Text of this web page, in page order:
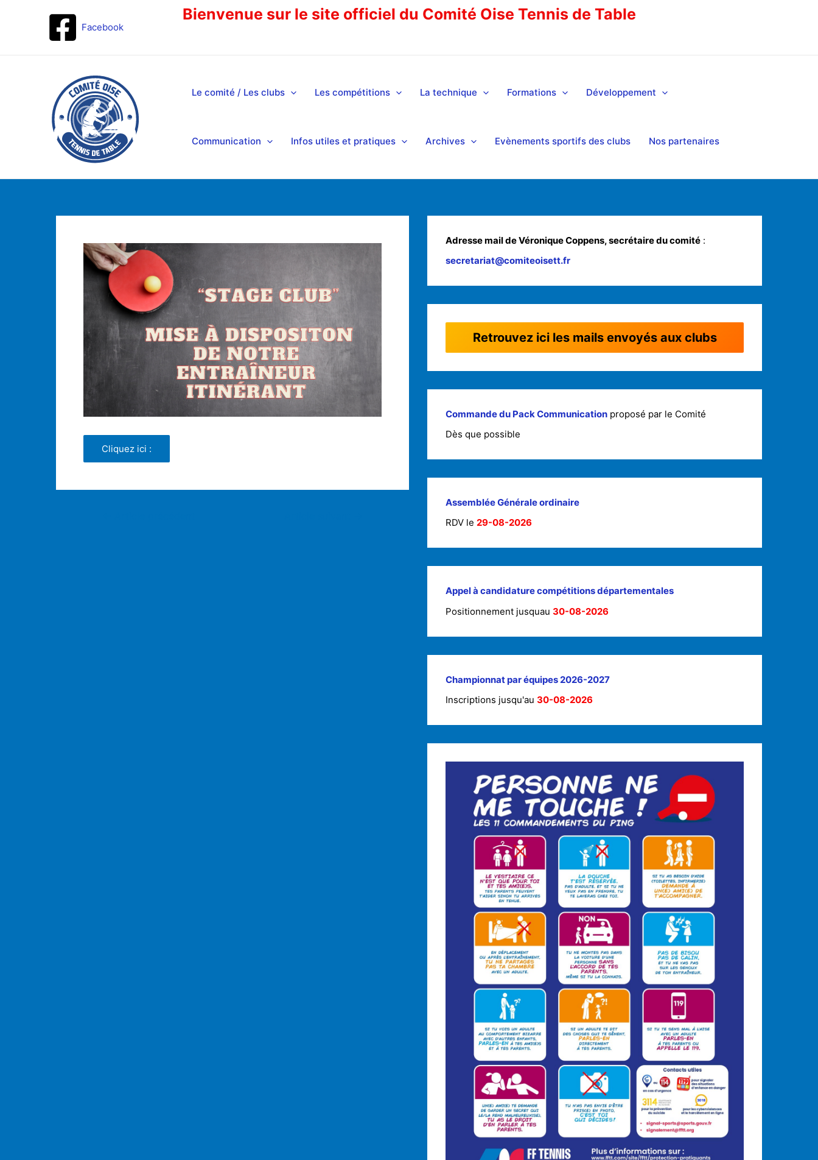
Facebook
Bienvenue sur le site officiel du Comité Oise Tennis de Table
Le comité / Les clubs Les compétitions La technique Formations Développement
Communication Infos utiles et pratiques Archives Evènements sportifs des clubs Nos partenaires
Cliquez ici :
Adresse mail de Véronique Coppens, secrétaire du comité :
secretariat@comiteoisett.fr
Retrouvez ici les mails envoyés aux clubs
Commande du Pack Communication proposé par le Comité
Dès que possible
Assemblée Générale ordinaire
RDV le 29-08-2026
Appel à candidature compétitions départementales
Positionnement jusquau 30-08-2026
Championnat par équipes 2026-2027
Inscriptions jusqu'au 30-08-2026